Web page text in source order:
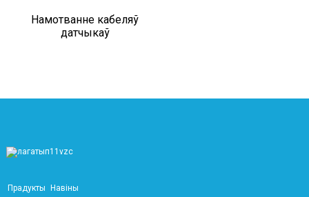
Намотванне кабеляў
датчыкаў
Прадукты Навіны